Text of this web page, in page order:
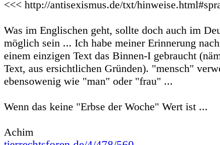
<<< http://antisexismus.de/txt/
Was im Englischen geht, sollte doch auch im
möglich sein ... Ich habe meiner Erinnerung
einem einzigen Text das Binnen-I gebraucht
Text, aus ersichtlichen Gründen). "mensch"
ebensowenig wie "man" oder "frau" ...
Wenn das keine "Erbse der Woche" Wert ist ...
Achim